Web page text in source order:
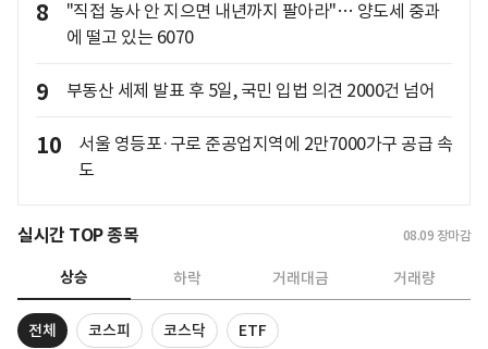
8
"직접 농사 안 지으면 내년까지 팔아라"… 양도세 중과
에 떨고 있는 6070
9 부동산 세제 발표 후 5일, 국민 입법 의견 2000건 넘어
10
서울 영등포·구로 준공업지역에 2만7000가구 공급 속
도
실시간 TOP 종목 08.09 장마감
상승 하락 거래대금 거래량
전체 코스피 코스닥 ETF